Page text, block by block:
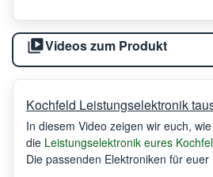
Videos zum Produkt
Kochfeld Leistungselektronik
In diesem Video zeigen wir euch,
die Leistungselektronik eures
Die passenden Elektroniken für